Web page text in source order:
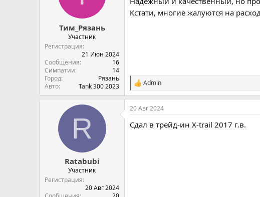
:
Тим_Рязань
Участник
Регистрация
21 Июн 2024
Сообщения
16
Симпатии
14
Город
Рязань
Авто
Tank 300 2023
Кстати, многие жалуются на
С
и
м
п
т
Admin
R
Ratabubi
Участник
Регистрация
20 Авг 2024
20 Авг 2024
Сдал в трейд-ин X-trail 2017 г.в.